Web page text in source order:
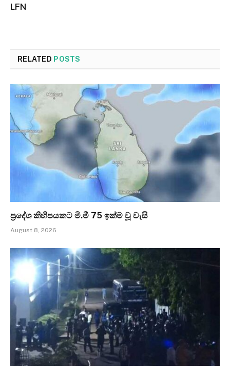
LFN
RELATED POSTS
ප්‍රදේශ කිහිපයකට මි.මී 75 ඉක්ම වූ වැසි
August 8, 2026